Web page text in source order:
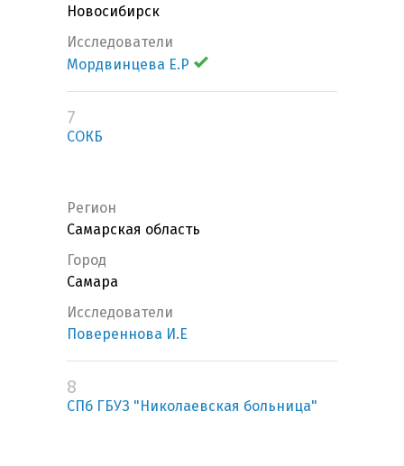
Новосибирск
Исследователи
Мордвинцева Е.Р
7
СОКБ
Регион
Самарская область
Город
Самара
Исследователи
Повереннова И.Е
8
СПб ГБУЗ "Николаевская больница"